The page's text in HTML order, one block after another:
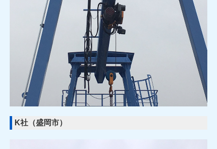
K社（盛岡市）